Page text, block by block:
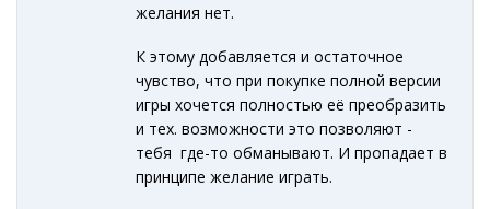
желания нет.
К этому добавляется и остаточное
чувство, что при покупке полной версии
игры хочется полностью её преобразить
и тех. возможности это позволяют -
тебя где-то обманывают. И пропадает в
принципе желание играть.